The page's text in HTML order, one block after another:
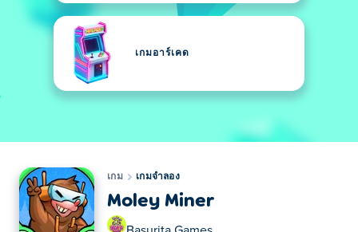
เกมอาร์เคด
เกม เกมจำลอง
Moley Miner